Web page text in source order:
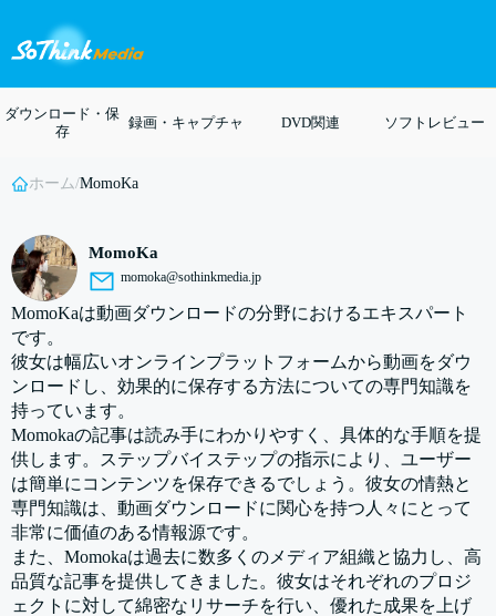
ダウンロード・保
存
録画・キャプチャ DVD関連 ソフトレビュー
ホーム/MomoKa
MomoKa
MomoKaは動画ダウンロードの分野におけるエキスパート
です。
彼女は幅広いオンラインプラットフォームから動画をダウ
ンロードし、効果的に保存する方法についての専門知識を
持っています。
Momokaの記事は読み手にわかりやすく、具体的な手順を提
供します。ステップバイステップの指示により、ユーザー
は簡単にコンテンツを保存できるでしょう。彼女の情熱と
専門知識は、動画ダウンロードに関心を持つ人々にとって
非常に価値のある情報源です。
また、Momokaは過去に数多くのメディア組織と協力し、高
品質な記事を提供してきました。彼女はそれぞれのプロジ
ェクトに対して綿密なリサーチを行い、優れた成果を上げ
momoka@sothinkmedia.jp